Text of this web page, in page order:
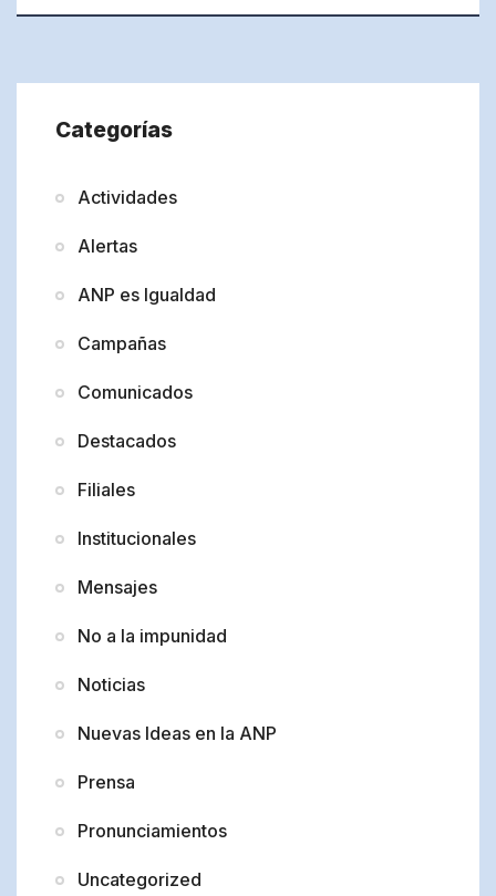
Categorías
Actividades
Alertas
ANP es Igualdad
Campañas
Comunicados
Destacados
Filiales
Institucionales
Mensajes
No a la impunidad
Noticias
Nuevas Ideas en la ANP
Prensa
Pronunciamientos
Uncategorized